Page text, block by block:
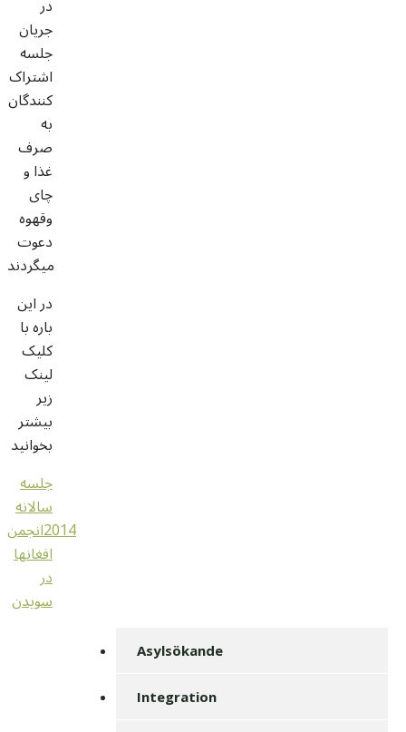
جریان
جلسه
اشتراک
کنندگان
به
صرف
غذا و
چای
وقهوه
دعوت
میگردند
باره با
کلیک
لینک
زیر
بیشتر
بخوانید
جلسه
سالانه
2014انجمن
افغانها
در
سویدن
Asylsökande
Integration